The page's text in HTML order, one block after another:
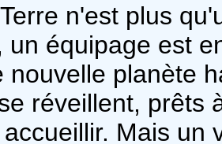
n'est plus
un équipage est
nouvelle planète
réveillent, prêts
Mais un